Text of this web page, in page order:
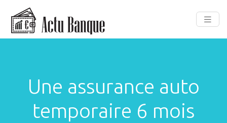
Une assurance auto
temporaire 6 mois